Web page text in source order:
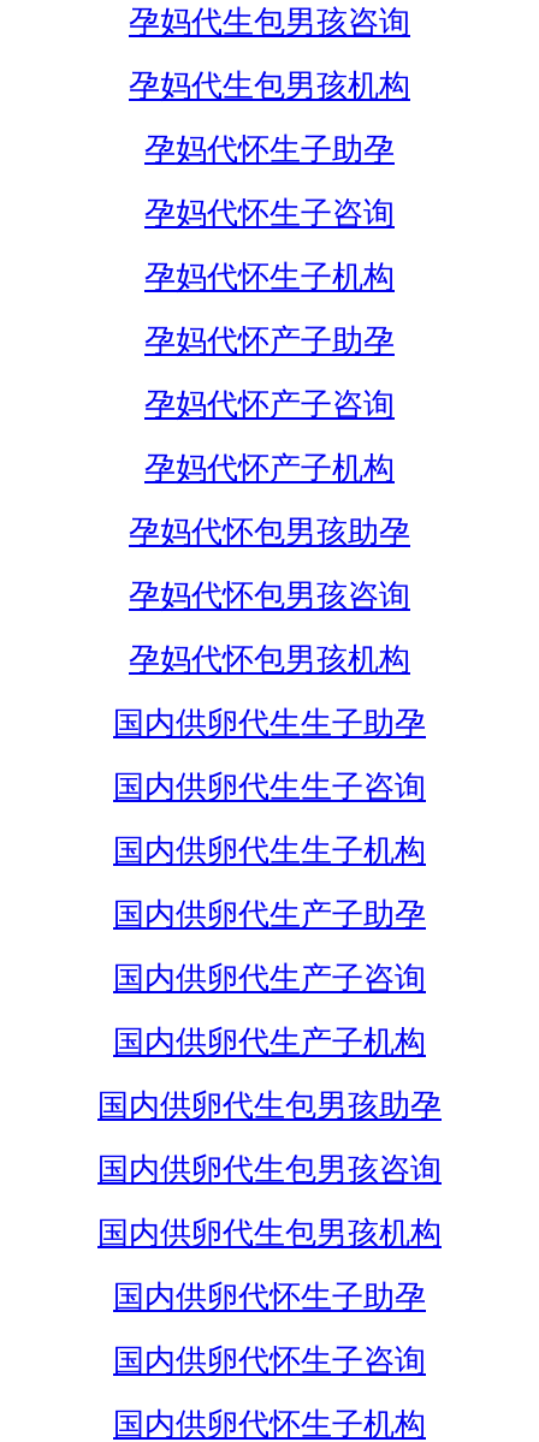
孕妈代生包男孩咨询
孕妈代生包男孩机构
孕妈代怀生子助孕
孕妈代怀生子咨询
孕妈代怀生子机构
孕妈代怀产子助孕
孕妈代怀产子咨询
孕妈代怀产子机构
孕妈代怀包男孩助孕
孕妈代怀包男孩咨询
孕妈代怀包男孩机构
国内供卵代生生子助孕
国内供卵代生生子咨询
国内供卵代生生子机构
国内供卵代生产子助孕
国内供卵代生产子咨询
国内供卵代生产子机构
国内供卵代生包男孩助孕
国内供卵代生包男孩咨询
国内供卵代生包男孩机构
国内供卵代怀生子助孕
国内供卵代怀生子咨询
国内供卵代怀生子机构